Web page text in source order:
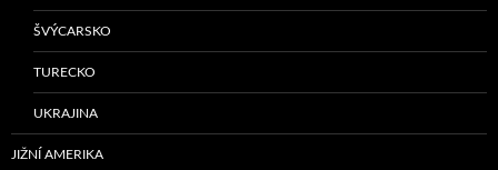
ŠVÝCARSKO
TURECKO
UKRAJINA
JIŽNÍ AMERIKA